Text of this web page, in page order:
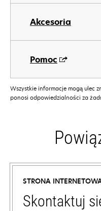
Akcesoria
Pomoc
Wszystkie informacje mogą ulec
ponosi odpowiedzialności za
STRONA
Skontaktuj